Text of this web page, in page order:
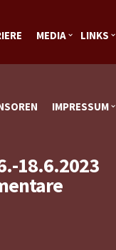
MEDIA LINKS
IMPRESSUM
18.6.2023